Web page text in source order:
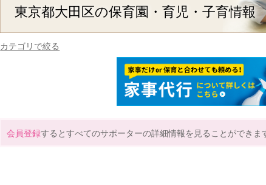
東京都大田区の保育園・育児・子育情報
カテゴリで絞る
会員登録するとすべてのサポーターの詳細情報を見ることができま